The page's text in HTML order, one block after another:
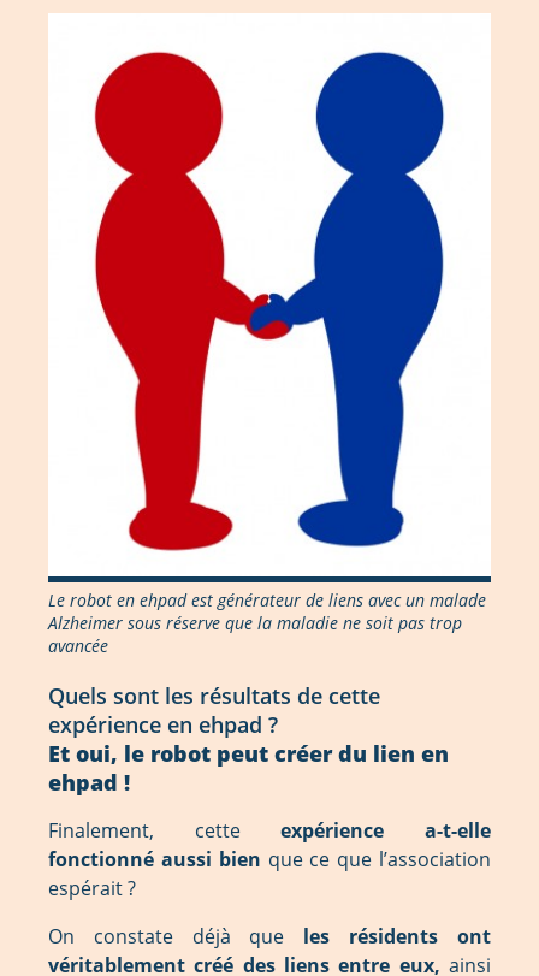
Quels sont les résultats de cette
expérience en ehpad ?
Et oui, le robot peut créer du lien en
ehpad !
Finalement, cetteexpérience a-t-elle
fonctionné aussi bien que ce que l’association
espérait ?
On constate déjà que les résidents ont
véritablement créé des liens entre eux, ainsi
Le robot en ehpad est générateur de liens avec un malade
Alzheimer sous réserve que la maladie ne soit pas trop
avancée